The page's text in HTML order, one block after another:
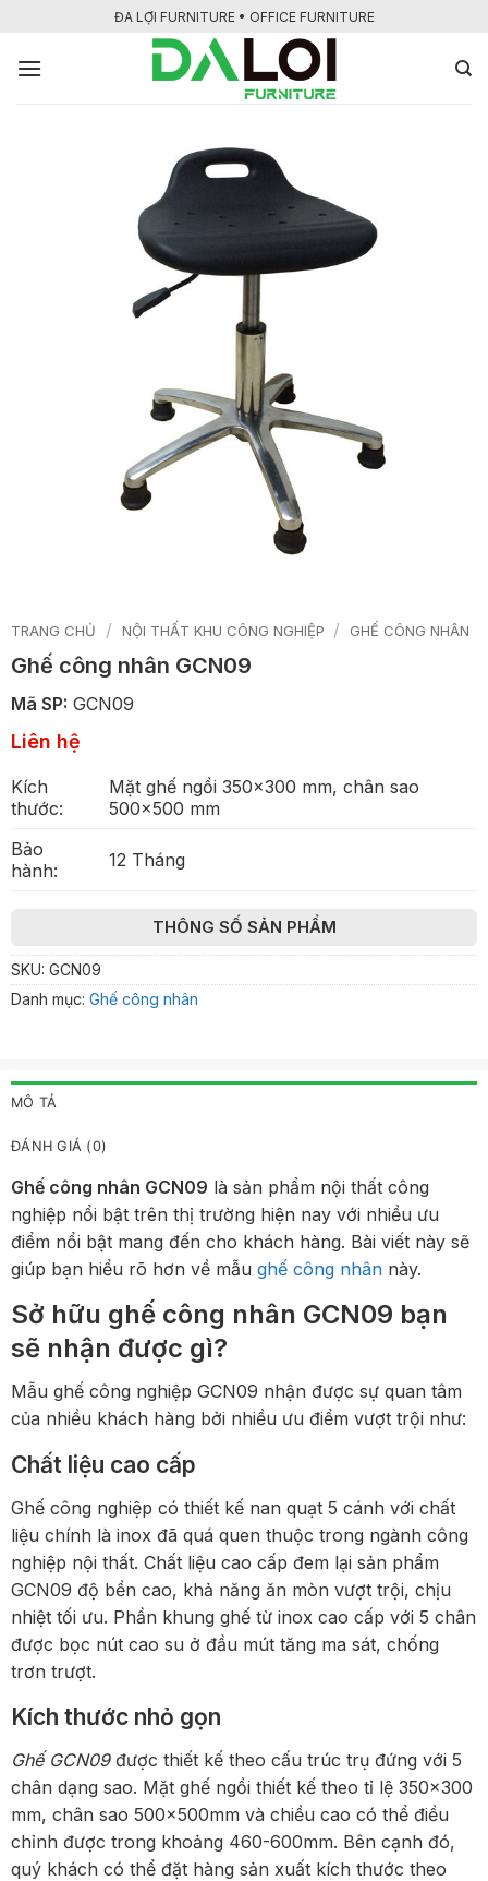
nội
ĐA LỢI FURNITURE • OFFICE FURNITURE
TRANG CHỦ / NỘI THẤT KHU CÔNG NGHIỆP / GHẾ CÔNG NHÂN
Ghế công nhân GCN09
Mã SP: GCN09
Liên hệ
Kích
thước:
Mặt ghế ngồi 350×300 mm, chân sao
500×500 mm
Bảo
hành:
12 Tháng
THÔNG SỐ SẢN PHẨM
SKU: GCN09
Danh mục: Ghế công nhân
MÔ TẢ
ĐÁNH GIÁ (0)
Ghế công nhân GCN09 là sản phẩm nội thất công
nghiệp nổi bật trên thị trường hiện nay với nhiều ưu
điểm nổi bật mang đến cho khách hàng. Bài viết này sẽ
giúp bạn hiểu rõ hơn về mẫu ghế công nhân này.
Sở hữu ghế công nhân GCN09 bạn
sẽ nhận được gì?
Mẫu ghế công nghiệp GCN09 nhận được sự quan tâm
của nhiều khách hàng bởi nhiều ưu điểm vượt trội như:
Chất liệu cao cấp
Ghế công nghiệp có thiết kế nan quạt 5 cánh với chất
liệu chính là inox đã quá quen thuộc trong ngành công
nghiệp nội thất. Chất liệu cao cấp đem lại sản phẩm
GCN09 độ bền cao, khả năng ăn mòn vượt trội, chịu
nhiệt tối ưu. Phần khung ghế từ inox cao cấp với 5 chân
được bọc nút cao su ở đầu mút tăng ma sát, chống
trơn trượt.
Kích thước nhỏ gọn
Ghế GCN09được thiết kế theo cấu trúc trụ đứng với 5
chân dạng sao. Mặt ghế ngồi thiết kế theo tỉ lệ 350×300
mm, chân sao 500x500mm và chiều cao có thể điều
chỉnh được trong khoảng 460-600mm. Bên cạnh đó,
quý khách có thể đặt hàng sản xuất kích thước theo